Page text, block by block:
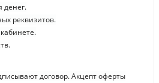
денег.
реквизитов.
договор. Акцепт оферты